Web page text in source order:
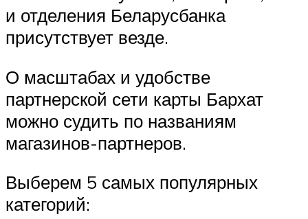
и отделения Беларусбанка
присутствует везде.
О масштабах и удобстве
партнерской сети карты Бархат
можно судить по названиям
магазинов-партнеров.
Выберем 5 самых популярных
категорий: